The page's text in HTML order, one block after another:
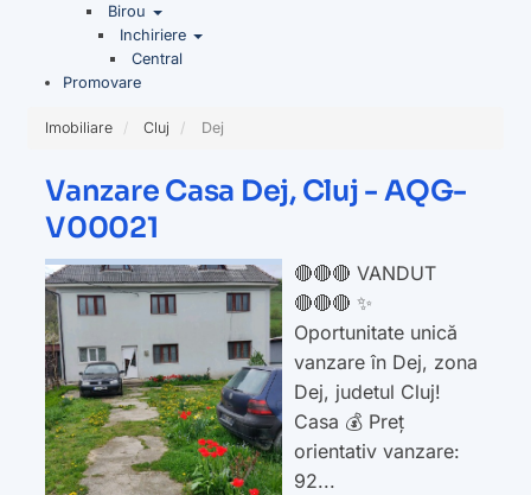
Birou
Inchiriere
Central
Promovare
Imobiliare Cluj Dej
Vanzare Casa Dej, Cluj - AQG-
V00021
🔴🔴🔴 VANDUT
🔴🔴🔴 ✨
Oportunitate unică
vanzare în Dej, zona
Dej, judetul Cluj!
Casa 💰 Preț
orientativ vanzare:
92...